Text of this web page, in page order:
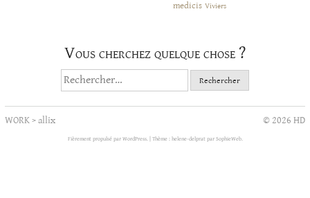
medicis Viviers
Vous cherchez quelque chose ?
Rechercher :
WORK>allix © 2026 HD
Fièrement propulsé par WordPress. Thème : helene-delprat par SophieWeb.